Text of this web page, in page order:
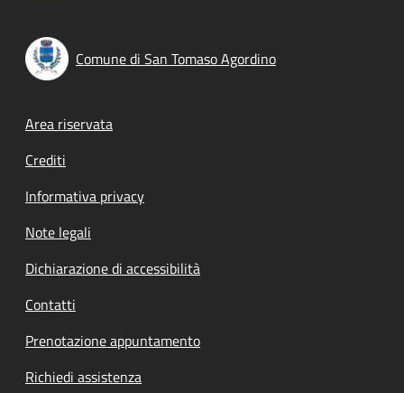
Comune di San Tomaso Agordino
Footer menu
Area riservata
Crediti
Informativa privacy
Note legali
Dichiarazione di accessibilità
Contatti
Prenotazione appuntamento
Richiedi assistenza